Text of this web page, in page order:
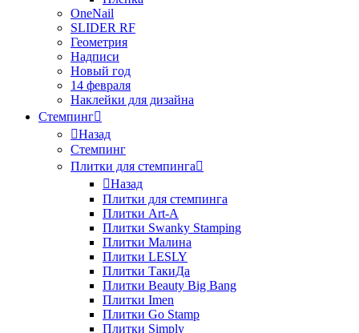
OneNail
SLIDER RF
Геометрия
Надписи
Новый год
14 февраля
Наклейки для дизайна
Стемпинг
Назад
Стемпинг
Плитки для стемпинга
Назад
Плитки для стемпинга
Плитки Art-A
Плитки Swanky Stamping
Плитки Малина
Плитки LESLY
Плитки ТакиДа
Плитки Beauty Big Bang
Плитки Imen
Плитки Go Stamp
Плитки Simply